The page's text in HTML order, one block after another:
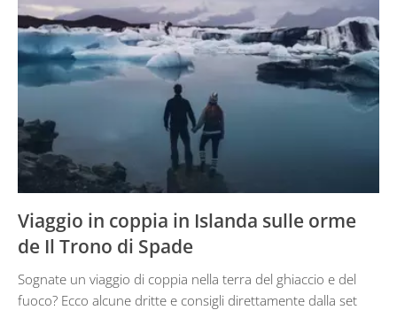
Viaggio in coppia in Islanda sulle orme
de Il Trono di Spade
Sognate un viaggio di coppia nella terra del ghiaccio e del
fuoco? Ecco alcune dritte e consigli direttamente dalla set